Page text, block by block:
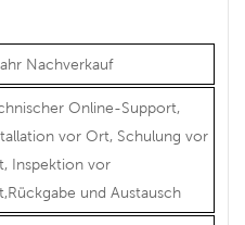
Nachverkauf
Online-Support,
vor Ort, Schulung vor
Inspektion vor
und Austausch